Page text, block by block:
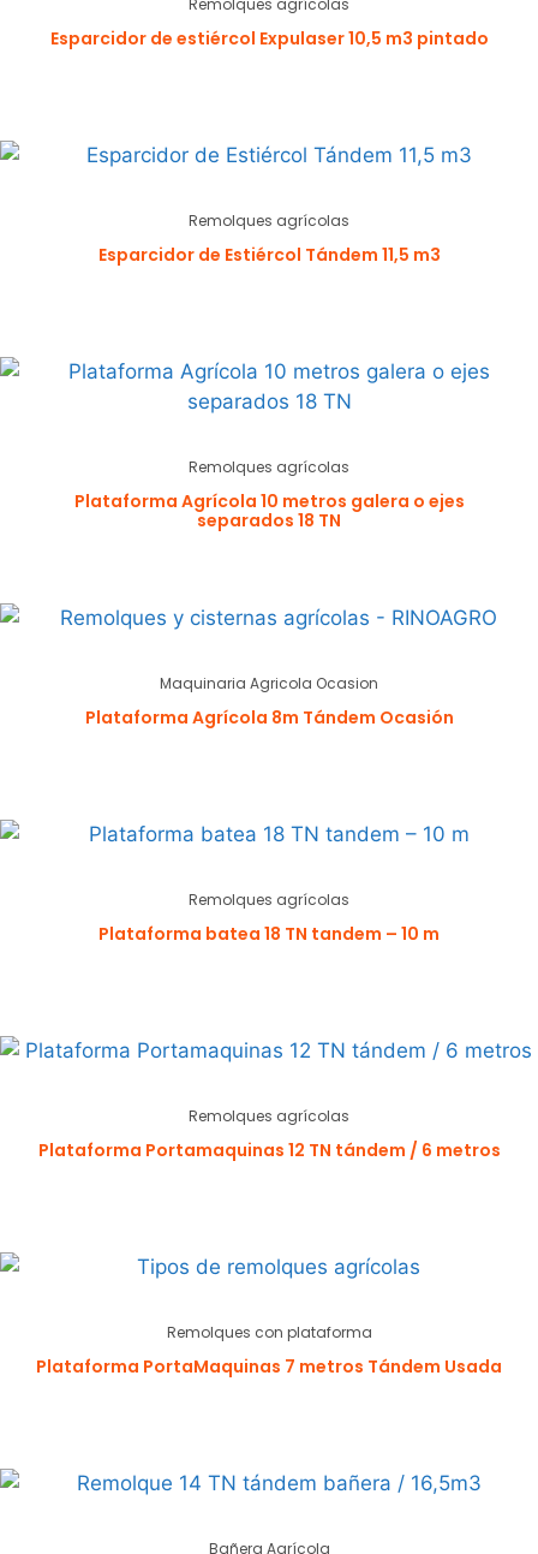
Esparcidor de estiércol Expulaser 10,5 m3 pintado
Remolques agrícolas
Esparcidor de Estiércol Tándem 11,5 m3
Remolques agrícolas
Plataforma Agrícola 10 metros galera o ejes
separados 18 TN
Maquinaria Agricola Ocasion
Plataforma Agrícola 8m Tándem Ocasión
Remolques agrícolas
Plataforma batea 18 TN tandem – 10 m
Remolques agrícolas
Plataforma Portamaquinas 12 TN tándem / 6 metros
Remolques con plataforma
Plataforma PortaMaquinas 7 metros Tándem Usada
Bañera Agrícola